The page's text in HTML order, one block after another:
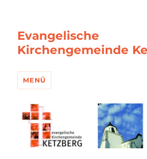
Evangelische
Kirchengemeinde
MENÜ